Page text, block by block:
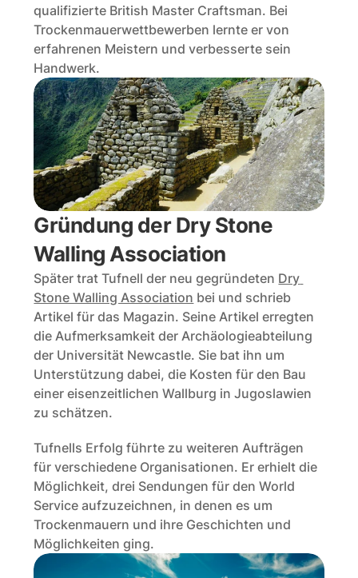
qualifizierte British Master Craftsman. Bei
Trockenmauerwettbewerben lernte er von
erfahrenen Meistern und verbesserte sein
Handwerk.
Gründung der Dry Stone
Walling Association
Später trat Tufnell der neu gegründeten Dry
Stone Walling Association bei und schrieb
Artikel für das Magazin. Seine Artikel erregten
die Aufmerksamkeit der Archäologieabteilung
der Universität Newcastle. Sie bat ihn um
Unterstützung dabei, die Kosten für den Bau
einer eisenzeitlichen Wallburg in Jugoslawien
zu schätzen.
Tufnells Erfolg führte zu weiteren Aufträgen
für verschiedene Organisationen. Er erhielt die
Möglichkeit, drei Sendungen für den World
Service aufzuzeichnen, in denen es um
Trockenmauern und ihre Geschichten und
Möglichkeiten ging.